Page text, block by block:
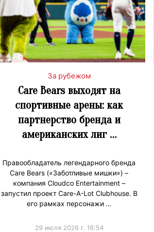
За рубежом
Care Bears выходят на
спортивные арены: как
партнерство бренда и
американских лиг …
Правообладатель легендарного бренда
Care Bears («Заботливые мишки») –
компания Cloudco Entertainment –
запустил проект Care-A-Lot Clubhouse. В
его рамках персонажи …
29 июля 2026 г. 16:54